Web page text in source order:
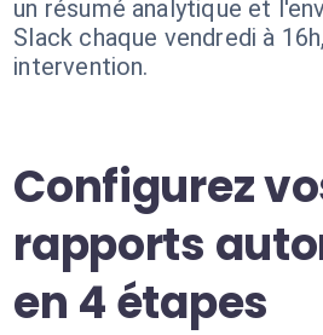
un résumé analytique et
Slack chaque vendredi à
intervention.
Configurez
rapports
en 4 étapes